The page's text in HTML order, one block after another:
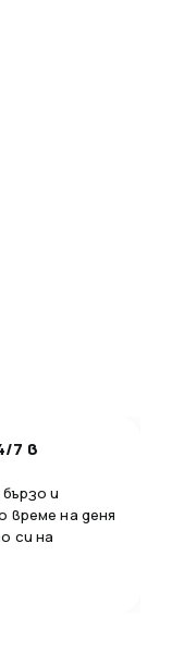
7 в
и
време на деня
си на